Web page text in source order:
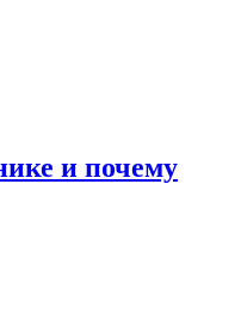
и почему